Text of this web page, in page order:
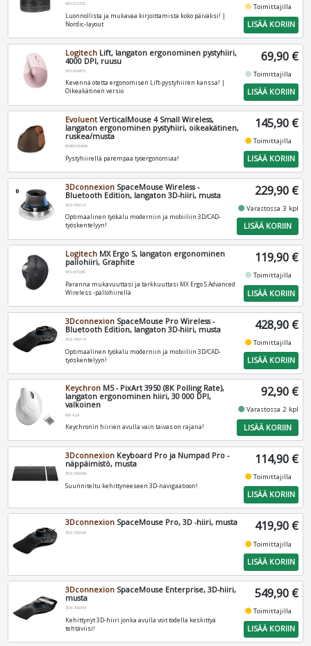
920-012332
Luonnollista ja mukavaa kirjoittamista koko päiväksi! |
Nordic-layout
fiber_manual_recordToimittajilla
LISÄÄ KORIIN
Logitech Lift, langaton ergonominen pystyhiiri,
4000 DPI, ruusu
910-006478
Kevennä otetta ergonomisen Lift-pystyhiiren kanssa! |
Oikeakätinen versio
69,90 €
fiber_manual_recordToimittajilla
LISÄÄ KORIIN
Evoluent VerticalMouse 4 Small Wireless,
langaton ergonominen pystyhiiri, oikeakätinen,
ruskea/musta
BNEEVR4SW
Pystyhiirellä parempaa työergonomiaa!
145,90 €
fiber_manual_recordToimittajilla
LISÄÄ KORIIN
3Dconnexion SpaceMouse Wireless -
Bluetooth Edition, langaton 3D-hiiri, musta
3DX-700115
Optimaalinen työkalu moderniin ja mobiiliin 3D/CAD-
työskentelyyn!
229,90 €
fiber_manual_recordVarastossa 3 kpl
LISÄÄ KORIIN
Logitech MX Ergo S, langaton ergonominen
pallohiiri, Graphite
910-007260
Paranna mukavuuttasi ja tarkkuuttasi MX Ergo S Advanced
Wireless -pallohiirellä
119,90 €
fiber_manual_recordToimittajilla
LISÄÄ KORIIN
3Dconnexion SpaceMouse Pro Wireless -
Bluetooth Edition, langaton 3D-hiiri, musta
3DX-700119
Optimaalinen työkalu moderniin ja mobiiliin 3D/CAD-
työskentelyyn!
428,90 €
fiber_manual_recordToimittajilla
LISÄÄ KORIIN
Keychron M5 - PixArt 3950 (8K Polling Rate),
langaton ergonominen hiiri, 30 000 DPI,
valkoinen
M5-A24
Keychronin hiirien avulla vain taivas on rajana!
92,90 €
fiber_manual_recordVarastossa 2 kpl
LISÄÄ KORIIN
3Dconnexion Keyboard Pro ja Numpad Pro -
näppäimistö, musta
3DX-700094
Suunniteltu kehittyneeseen 3D-navigaatioon!
114,90 €
fiber_manual_recordToimittajilla
LISÄÄ KORIIN
3Dconnexion SpaceMouse Pro, 3D -hiiri, musta
3DX-700040 419,90 €
fiber_manual_recordToimittajilla
LISÄÄ KORIIN
3Dconnexion SpaceMouse Enterprise, 3D-hiiri,
musta
3DX-700056
Kehittynyt 3D-hiiri jonka avulla voit todella keskittyä
tehtäviisi!
549,90 €
fiber_manual_recordToimittajilla
LISÄÄ KORIIN